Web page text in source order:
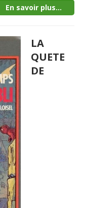
En savoir plus...
LA
QUETE
DE